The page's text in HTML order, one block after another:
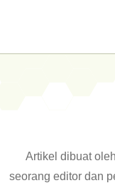
Artikel dibuat
seorang editor dan